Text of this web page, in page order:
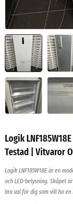
Logik
Testad | Vitvaror
Logik LNF185W18E är en
och LED-belysning. Skåpet
bra val för dig som vill ha